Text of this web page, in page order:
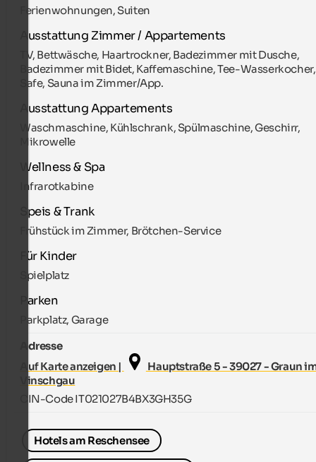
Ferienwohnungen, Suiten
Ausstattung Zimmer / Appartements
TV, Bettwäsche, Haartrockner, Badezimmer mit Dusche,
Badezimmer mit Bidet, Kaffemaschine, Tee-Wasserkocher,
Safe, Sauna im Zimmer/App.
Ausstattung Appartements
Waschmaschine, Kühlschrank, Spülmaschine, Geschirr,
Mikrowelle
Wellness & Spa
Infrarotkabine
Speis & Trank
Frühstück im Zimmer, Brötchen-Service
Für Kinder
Spielplatz
Parken
Parkplatz, Garage
Adresse
Auf Karte anzeigen |
Hauptstraße 5 - 39027 - Graun
Vinschgau
CIN-Code IT021027B4BX3GH35G
Hotels am Reschensee